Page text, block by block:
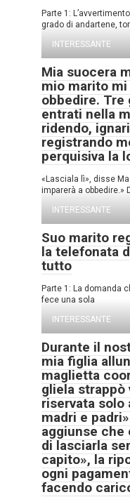
Parte 1:
grado di andartene,
INTERESSANTE
Mia suocera
mio marito
obbedire. Tre
entrati nella
ridendo,
registrando
perquisiva la
«Lasciala lì», disse
imparerà a obbedire.»
INTERESSANTE
Suo marito
la telefonata
tutto
Parte 1: La domanda
fece una sola
INTERESSANTE
Durante il
mia figlia
maglietta
gliela strappò
riservata solo
madri e
aggiunse che
di lasciarla
capito», la
ogni
facendo